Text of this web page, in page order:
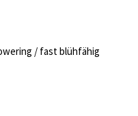
/ fast blühfähig